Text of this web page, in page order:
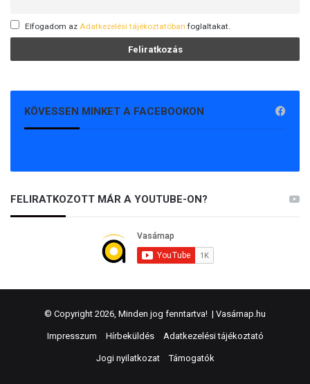
Elfogadom az Adatkezelési tájékoztatóban foglaltakat.
KÖVESSEN MINKET A FACEBOOKON
FELIRATKOZOTT MÁR A YOUTUBE-ON?
© Copyright 2026, Minden jog fenntartva! | Vasárnap.hu
Impresszum Hírbeküldés Adatkezelési tájékoztató
Jogi nyilatkozat Támogatók